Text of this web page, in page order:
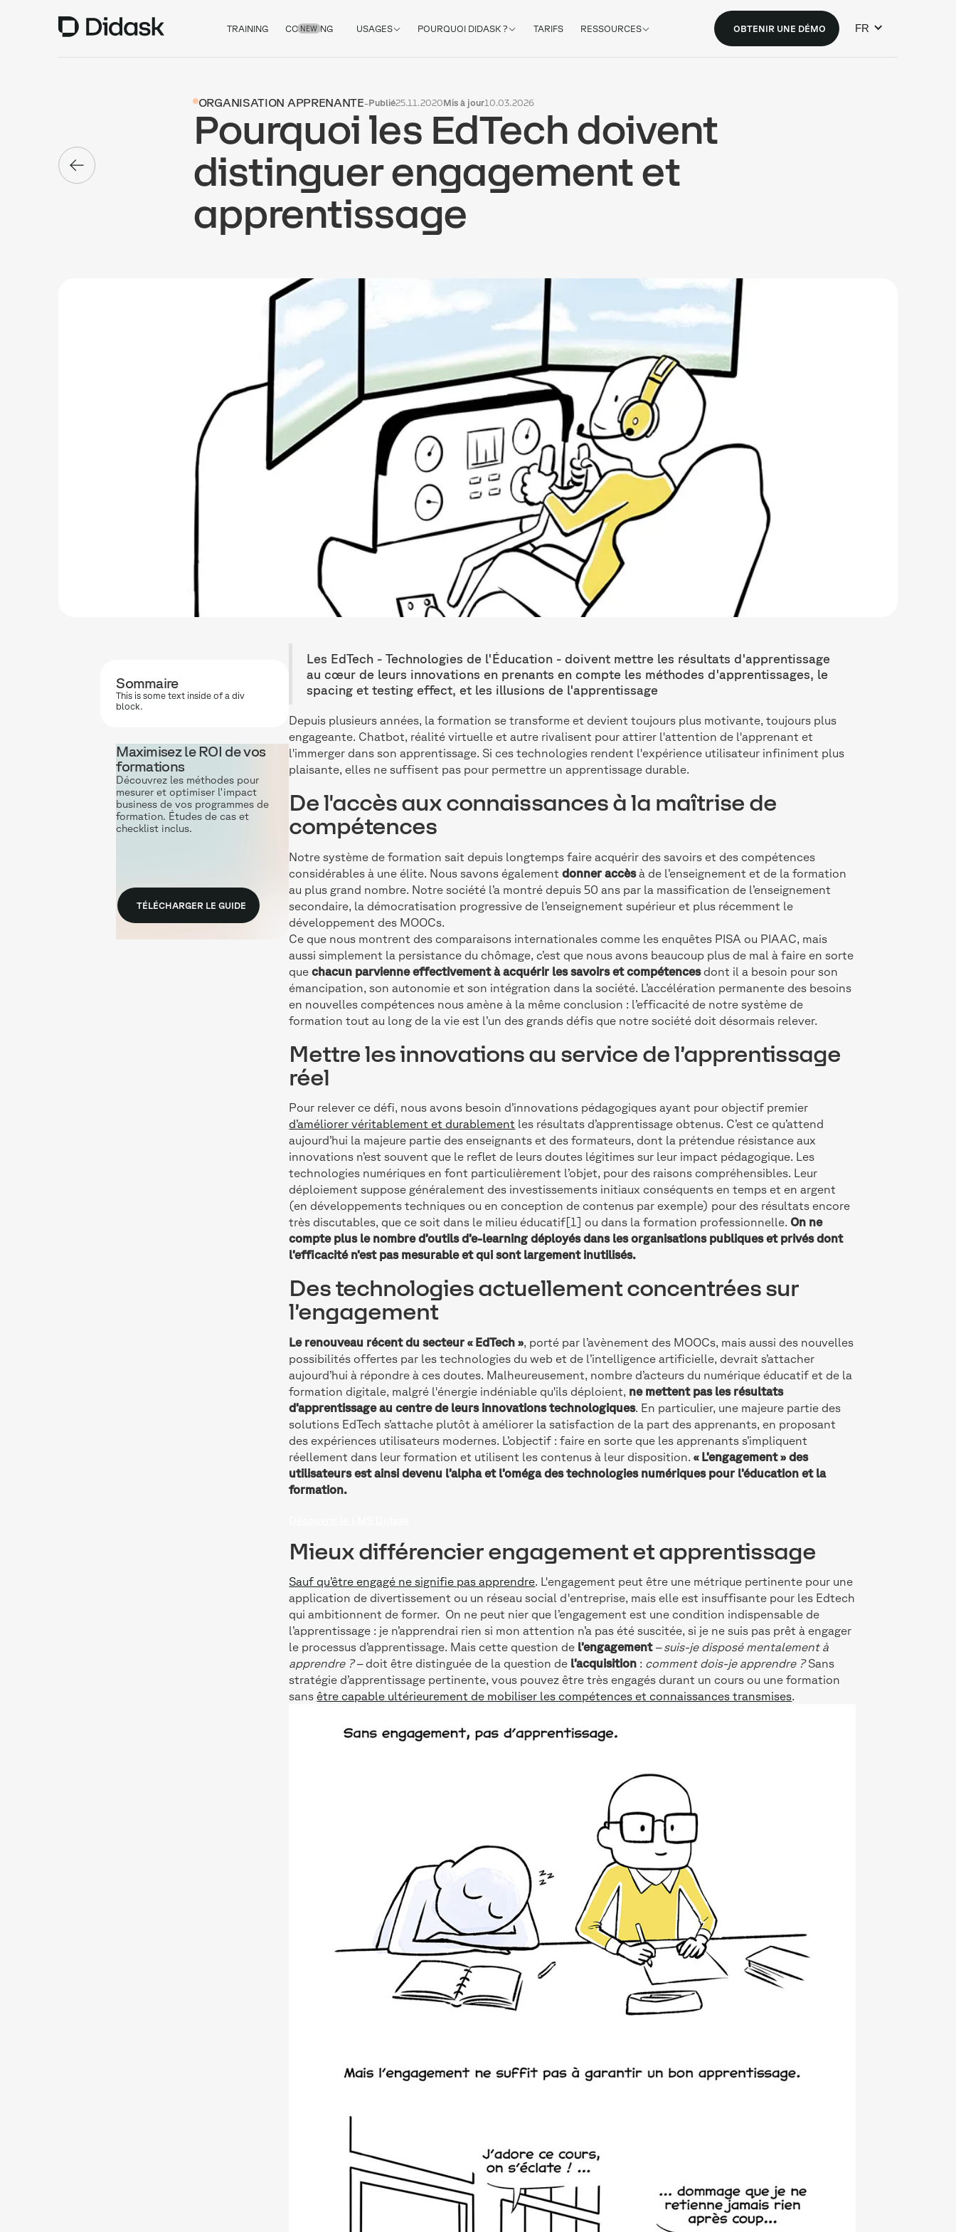
TRAINING COACHING
NEW USAGES POURQUOI DIDASK ? TARIFS RESSOURCES OBTENIR UNE DÉMO FR
ORGANISATION APPRENANTE-Publié25.11.2020Mis à jour10.03.2026
Pourquoi les EdTech doivent
distinguer engagement et
apprentissage
Sommaire
This is some text inside of a div
block.
Maximisez le ROI de vos
formations
Découvrez les méthodes pour
mesurer et optimiser l'impact
business de vos programmes de
formation. Études de cas et
checklist inclus.
TÉLÉCHARGER LE GUIDE
Les EdTech - Technologies de l'Éducation - doivent mettre les résultats d'apprentissage
au cœur de leurs innovations en prenants en compte les méthodes d'apprentissages, le
spacing et testing effect, et les illusions de l'apprentissage
Depuis plusieurs années, la formation se transforme et devient toujours plus motivante, toujours plus
engageante. Chatbot, réalité virtuelle et autre rivalisent pour attirer l'attention de l'apprenant et
l'immerger dans son apprentissage. Si ces technologies rendent l'expérience utilisateur infiniment plus
plaisante, elles ne suffisent pas pour permettre un apprentissage durable.
De l'accès aux connaissances à la maîtrise de
compétences
Notre système de formation sait depuis longtemps faire acquérir des savoirs et des compétences
considérables à une élite. Nous savons égalementdonner accèsà de l’enseignement et de la formation
au plus grand nombre. Notre société l’a montré depuis 50 ans par la massification de l’enseignement
secondaire, la démocratisation progressive de l’enseignement supérieur et plus récemment le
développement des MOOCs.
Ce que nous montrent des comparaisons internationales comme les enquêtes PISA ou PIAAC, mais
aussi simplement la persistance du chômage, c’est que nous avons beaucoup plus de mal à faire en sorte
quechacun parvienne effectivement à acquérir les savoirs et compétencesdont il a besoin pour son
émancipation, son autonomie et son intégration dans la société. L’accélération permanente des besoins
en nouvelles compétences nous amène à la même conclusion : l’efficacité de notre système de
formation tout au long de la vie est l’un des grands défis que notre société doit désormais relever.
Mettre les innovations au service de l’apprentissage
réel
Pour relever ce défi, nous avons besoin d’innovations pédagogiques ayant pour objectif premier
d’améliorer véritablement et durablement les résultats d’apprentissage obtenus. C’est ce qu’attend
aujourd’hui la majeure partie des enseignants et des formateurs, dont la prétendue résistance aux
innovations n’est souvent que le reflet de leurs doutes légitimes sur leur impact pédagogique. Les
technologies numériques en font particulièrement l’objet, pour des raisons compréhensibles. Leur
déploiement suppose généralement des investissements initiaux conséquents en temps et en argent
(en développements techniques ou en conception de contenus par exemple) pour des résultats encore
très discutables, que ce soit dans le milieu éducatif[1] ou dans la formation professionnelle. On ne
compte plus le nombre d’outils d’e-learning déployés dans les organisations publiques et privés dont
l’efficacité n’est pas mesurable et qui sont largement inutilisés.
Des technologies actuellement concentrées sur
l’engagement
Le renouveau récent du secteur « EdTech » , porté par l’avènement des MOOCs, mais aussi des nouvelles
possibilités offertes par les technologies du web et de l’intelligence artificielle, devrait s’attacher
aujourd’hui à répondre à ces doutes. Malheureusement, nombre d’acteurs du numérique éducatif et de la
formation digitale, malgré l'énergie indéniable qu'ils déploient, ne mettent pas les résultats
d’apprentissage au centre de leurs innovations technologiques. En particulier, une majeure partie des
solutions EdTech s’attache plutôt à améliorer la satisfaction de la part des apprenants, en proposant
des expériences utilisateurs modernes. L’objectif : faire en sorte que les apprenants s’impliquent
réellement dans leur formation et utilisent les contenus à leur disposition.« L’engagement » des
utilisateurs est ainsi devenu l’alpha et l’oméga des technologies numériques pour l’éducation et la
formation.
Mieux différencier engagement et apprentissage
Sauf qu’être engagé ne signifie pas apprendre. L'engagement peut être une métrique pertinente pour une
application de divertissement ou un réseau social d'entreprise, mais elle est insuffisante pour les Edtech
qui ambitionnent de former. On ne peut nier que l’engagement est une condition indispensable de
l’apprentissage : je n’apprendrai rien si mon attention n’a pas été suscitée, si je ne suis pas prêt à engager
le processus d’apprentissage. Mais cette question de l’engagement– suis-je disposé mentalement à
apprendre ?– doit être distinguée de la question de l’acquisition : comment dois-je apprendre ?Sans
stratégie d’apprentissage pertinente, vous pouvez être très engagés durant un cours ou une formation
sansêtre capable ultérieurement de mobiliser les compétences et connaissances transmises.